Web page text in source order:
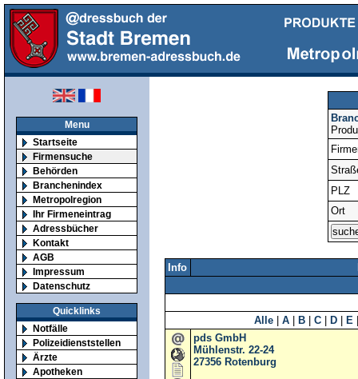
Menu
Startseite
Firmensuche
Behörden
Branchenindex
Metropolregion
Ihr Firmeneintrag
Adressbücher
Kontakt
AGB
Impressum
Datenschutz
Quicklinks
Notfälle
Polizeidienststellen
Ärzte
Apotheken
PLZ
Ort
Info
Alle A B C D E
pds GmbH
Mühlenstr. 22-24
27356 Rotenburg